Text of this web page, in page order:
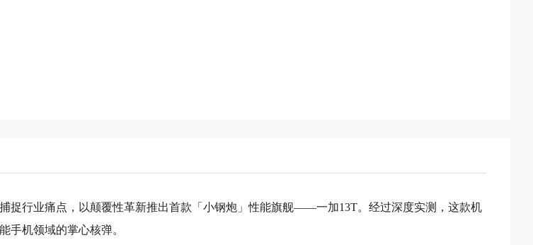
捉行业痛点，以颠覆性革新推出首款「小钢炮」性能旗舰——一加13T。经过深度实测，这款机
手机领域的掌心核弹。